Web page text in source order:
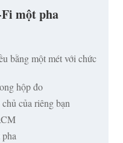
một pha
bằng một mét với chức
hộp đo
của riêng bạn